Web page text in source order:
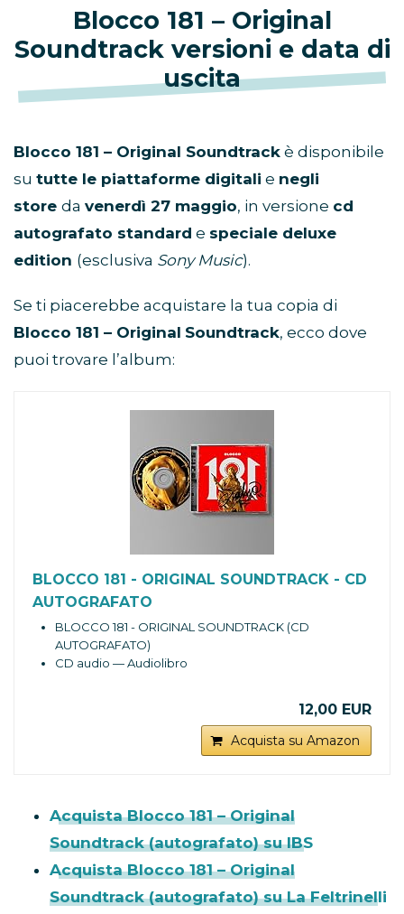
Blocco 181 – Original
Soundtrack versioni e data di
uscita
Blocco 181 – Original Soundtrack è disponibile
su tutte le piattaforme digitali e negli
store da venerdì 27 maggio, in versione cd
autografato standard e speciale deluxe
edition (esclusiva Sony Music).
Se ti piacerebbe acquistare la tua copia di
Blocco 181 – Original Soundtrack, ecco dove
puoi trovare l’album:
BLOCCO 181 - ORIGINAL SOUNDTRACK - CD
AUTOGRAFATO
BLOCCO 181 - ORIGINAL SOUNDTRACK (CD
AUTOGRAFATO)
CD audio — Audiolibro
12,00 EUR
Acquista su Amazon
Acquista Blocco 181 – Original
Soundtrack (autografato) su IBS
Acquista Blocco 181 – Original
Soundtrack (autografato) su La Feltrinelli